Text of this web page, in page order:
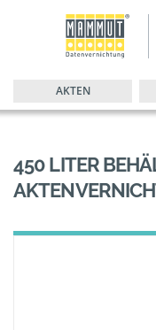
AKTEN
450 LITER